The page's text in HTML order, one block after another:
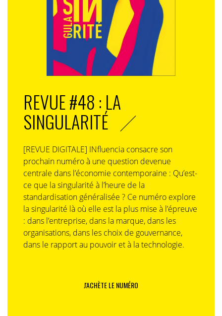
REVUE #48 : LA
SINGULARITÉ
[REVUE DIGITALE] INfluencia consacre son
prochain numéro à une question devenue
centrale dans l’économie contemporaine : Qu’est-
ce que la singularité à l’heure de la
standardisation généralisée ? Ce numéro explore
la singularité là où elle est la plus mise à l’épreuve
: dans l’entreprise, dans la marque, dans les
organisations, dans les choix de gouvernance,
dans le rapport au pouvoir et à la technologie.
J'ACHÈTE LE NUMÉRO